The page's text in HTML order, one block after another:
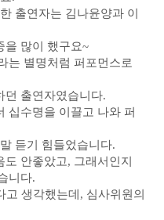
출연자는 김나윤양과 이
을 많이 했구요~
는 별명처럼 퍼포먼스로
던 출연자였습니다.
십수명을 이끌고 나와 퍼
듣기 힘들었습니다.
안좋았고, 그래서인지
니다.
고 생각했는데, 심사위원의